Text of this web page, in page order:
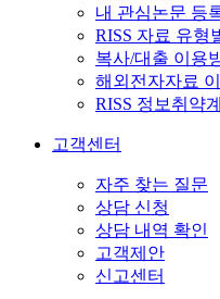
내 관심논문 등
RISS 자료 유형
복사/대출 이용
해외전자자료
RISS 정보취약
고객센터
자주 찾는 질문
상담 신청
상담 내역 확인
고객제안
신고센터